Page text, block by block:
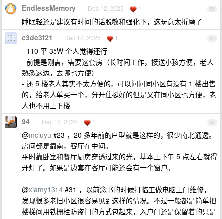
51
EndlessMemory Dec 12, 2025 1
睡眠轻还是建议有时间的话脱敏和强化下，这玩意太折磨了
52
c3de3f21 Dec 12, 2025 1
- 110 平 35W 个人觉得还行
- 前提是刚需，需要这套房（长时间工作，接送小孩方便，老人
熟悉这边，去哪也方便）
- 还 5 楼老人其实不太方便的，可以问问同小区有没有 1 楼出售
的，给老人单买一个，分开住挺好的但是又在同小区也方便，老
人也不用上下楼
53
94 Dec 12, 2025 1
@mcluyu #23 ，20 多年前的户型就是这样的，很少南北通透。
房间都是靠南，客厅在中间。
平时靠卧室和餐厅厨房穿透过来的光，基本上下午 5 点左右就得
开灯了。如果是边套在客厅可能还会有一个窗户。
@xiamy1314 #31 ，以前念书的时候打临工做电脑上门维修，
发现很多老旧小区很容易见到这样的情况。不过一般都是简单把
楼梯间用铁栅栏防盗门的方式包起来，入户门还是保留着的只是